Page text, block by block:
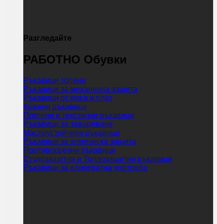
Разгледайте
РАБОТНО Обувки
Ръкавици топени
Ръкавици за механична защита
Ръкавици от кожа и плат
Кожени ръкавици
Плетени и текстилни ръкавици
Ръкавици за заваряване
Маслоустойчиви ръкавици
Ръкавици за химическа защита
Противосрезни ръкавици
Студозащитни и Топлозащитни ръкавици
Ръкавици за еднократна употреба